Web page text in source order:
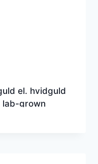
el. hvidguld
lab-grown